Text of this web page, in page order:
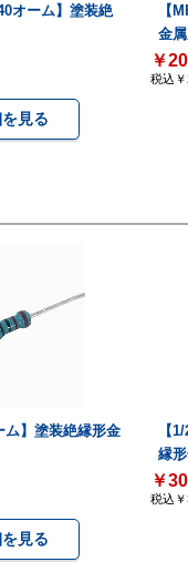
オーム】塗装絶
見る
【
金
￥20
税込
ム】塗装絶縁形金
見る
【
縁
￥30
税込